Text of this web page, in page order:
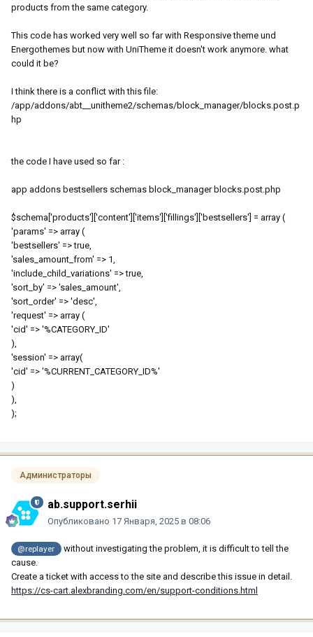
products from the same category.
This code has worked very well so far with Responsive theme und
Energothemes but now with UniTheme it doesn't work anymore. what
could it be?
I think there is a conflict with this file:
/app/addons/abt__unitheme2/schemas/block_manager/blocks.post.p
hp
the code I have used so far :
app addons bestsellers schemas block_manager blocks.post.php
$schema['products']['content']['items']['fillings']['bestsellers'] = array (
'params' => array (
'bestsellers' => true,
'sales_amount_from' => 1,
'include_child_variations' => true,
'sort_by' => 'sales_amount',
'sort_order' => 'desc',
'request' => array (
'cid' => '%CATEGORY_ID'
),
'session' => array(
'cid' => '%CURRENT_CATEGORY_ID%'
)
),
);
Администраторы
ab.support.serhii
Опубликовано 17 Января, 2025 в 08:06
@replayer
without investigating the problem, it is difficult to tell the
cause.
Create a ticket with access to the site and describe this issue in detail.
https://cs-cart.alexbranding.com/en/support-conditions.html